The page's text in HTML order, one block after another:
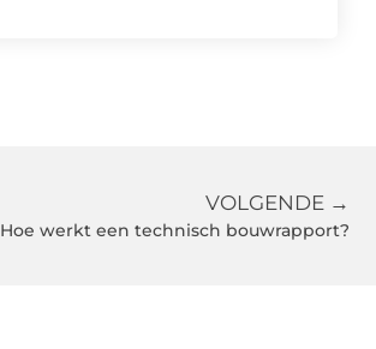
VOLGENDE →
Hoe werkt een technisch bouwrapport?